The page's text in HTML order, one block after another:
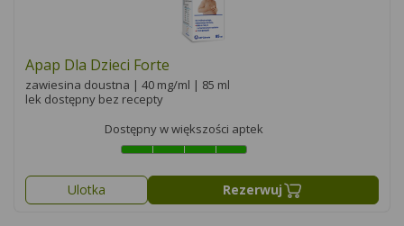
Apap Dla Dzieci Forte
zawiesina doustna | 40 mg/ml | 85 ml
lek dostępny bez recepty
Dostępny w większości aptek
Ulotka Rezerwuj